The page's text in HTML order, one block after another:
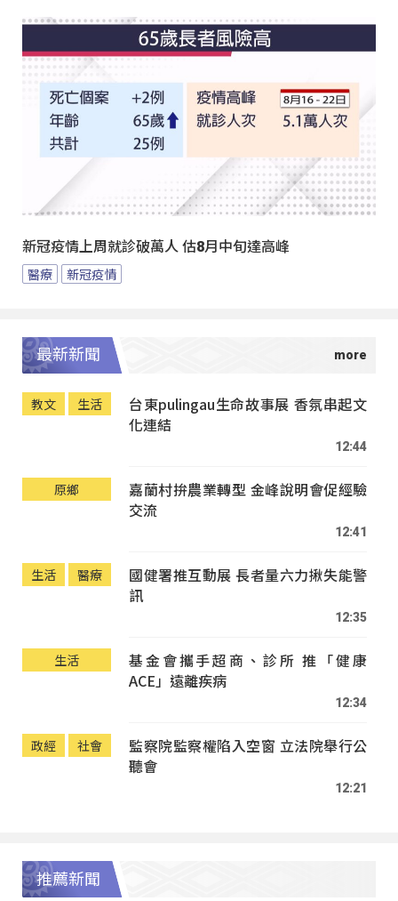
新冠疫情上周就診破萬人 估8月中旬達高峰
醫療 新冠疫情
最新新聞
教文 生活
台東pulingau生命故事展 香氛串起文
化連結
12:44
原鄉
嘉蘭村拚農業轉型 金峰說明會促經驗
交流
12:41
生活 醫療
國健署推互動展 長者量六力揪失能警
訊
12:35
生活
基金會攜手超商、診所 推「健康
ACE」遠離疾病
12:34
政經 社會
監察院監察權陷入空窗 立法院舉行公
聽會
12:21
推薦新聞